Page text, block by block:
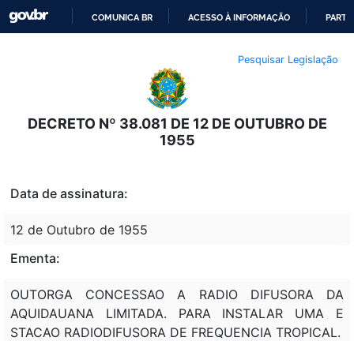
O
CONTEÚDO
COMUNICA BR ACESSO À INFORMAÇÃO
Pesquisar Legislação
DECRETO Nº 38.081 DE 12 DE OUTUBRO DE
1955
Data de assinatura:
12 de Outubro de 1955
Ementa:
OUTORGA CONCESSAO A RADIO DIFUSORA DA
AQUIDAUANA LIMITADA. PARA INSTALAR UMA E
STACAO RADIODIFUSORA DE FREQUENCIA TROPICAL.